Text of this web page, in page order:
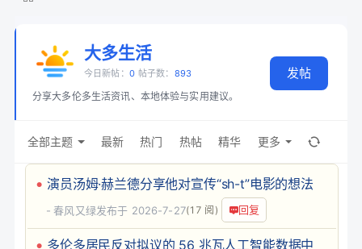
城
» ›大多生活
今日新帖： 0 帖子数： 893
分享大多伦多生活资讯、本地体验与实用建议。
发帖
全部主题 最新 热门 热帖 精华 更多
演员汤姆·赫兰德分享他对宣传“sh-t”电影的想法
春风又绿 (17 阅) 回复
发布于 2026-7-27
多伦多居民反对拟议的 56 兆瓦人工智能数据中